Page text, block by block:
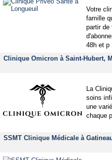
Votre
famille
partir de
48h et p
Clinique Omicron à Saint-Hubert,
La
soins
une
chaque
SSMT Clinique Médicale à